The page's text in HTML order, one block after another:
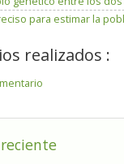
para estimar la
realizados :